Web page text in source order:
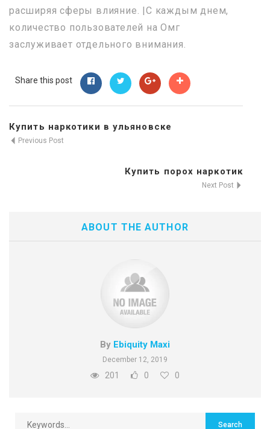
расширяя сферы влияние. |С каждым днем,
количество пользователей на Омг
заслуживает отдельного внимания.
Share this post
Купить наркотики в ульяновске
Previous Post
Купить порох наркотик
Next Post
ABOUT THE AUTHOR
By Ebiquity Maxi
December 12, 2019
201 0 0